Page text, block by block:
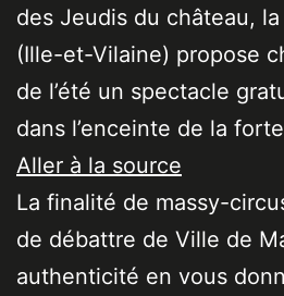
des Jeudis du château,
(Ille-et-Vilaine) propose
de l’été un spectacle
dans l’enceinte de la
Aller à la source
La finalité de massy-
de débattre de Ville de
authenticité en vous